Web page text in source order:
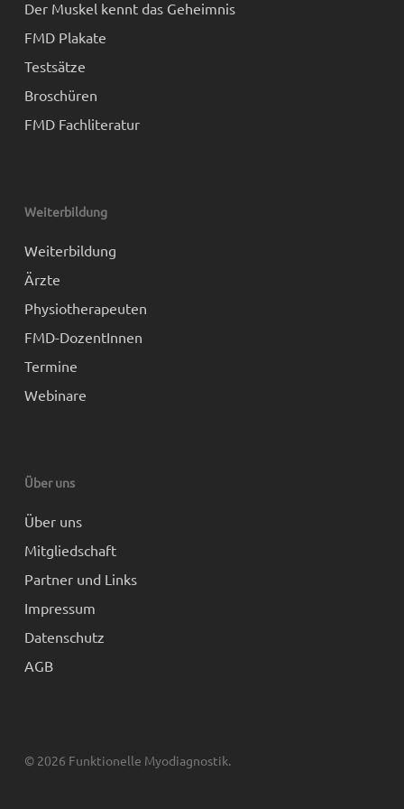
Der Muskel kennt das Geheimnis
FMD Plakate
Testsätze
Broschüren
FMD Fachliteratur
Weiterbildung
Weiterbildung
Ärzte
Physiotherapeuten
FMD-DozentInnen
Termine
Webinare
Über uns
Über uns
Mitgliedschaft
Partner und Links
Impressum
Datenschutz
AGB
© 2026 Funktionelle Myodiagnostik.